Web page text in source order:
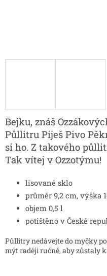
Bejku, znáš
Půllitru Piješ Pivo
si ho. Z takového
Tak vítej v Ozzotýmu!
lisované sklo
průměr 9,2 cm, výška
objem 0,5 l
potištěno v České
Půllitry nedávejte do myčky
mýt raději ručně, aby zůstaly